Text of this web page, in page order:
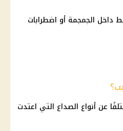
داخل الجمجمة أو اضطرابات
عن أنواع الصداع التي اعتدت